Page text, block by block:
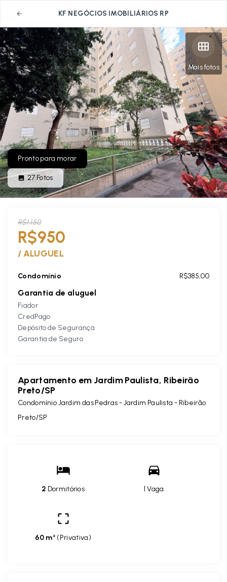
KF NEGÓCIOS IMOBILIÁRIOS RP
Mais fotos
Pronto para morar
27 Fotos
R$1.150
R$950
/ ALUGUEL
Condomínio R$385,00
Garantia de aluguel
Fiador
CredPago
Depósito de Segurança
Garantia de Seguro
Apartamento em Jardim Paulista, Ribeirão
Preto/SP
Condomínio Jardim das Pedras -Jardim Paulista - Ribeirão
Preto/SP
2 Dormitórios 1 Vaga
60 m² (Privativa)